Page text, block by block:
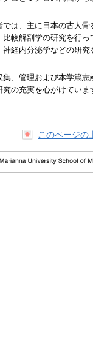
は、主に日本の古人骨
較解剖学の研究を行っ
経内分泌学などの研究
、管理および本学篤志
の充実を心がけていま
このページの